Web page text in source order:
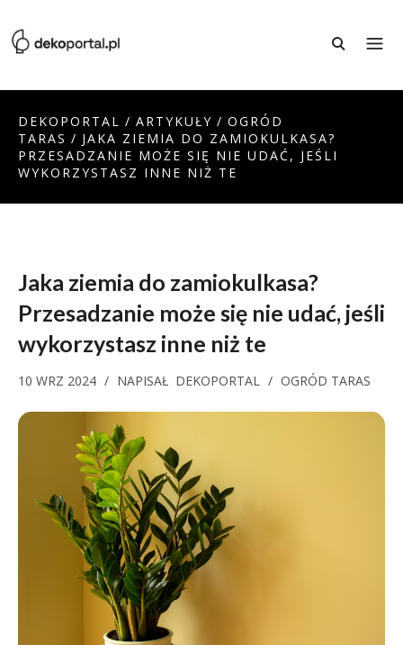
DEKOPORTAL / ARTYKUŁY / OGRÓD
TARAS / JAKA ZIEMIA DO ZAMIOKULKASA?
PRZESADZANIE MOŻE SIĘ NIE UDAĆ, JEŚLI
WYKORZYSTASZ INNE NIŻ TE
Jaka ziemia do zamiokulkasa?
Przesadzanie może się nie udać, jeśli
wykorzystasz inne niż te
10 WRZ 2024 / NAPISAŁ DEKOPORTAL / OGRÓD TARAS